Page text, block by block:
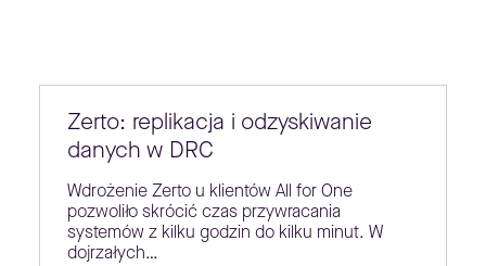
Zerto: replikacja i odzyskiwanie
danych w DRC
Wdrożenie Zerto u klientów All for One
pozwoliło skrócić czas przywracania
systemów z kilku godzin do kilku minut. W
dojrzałych…